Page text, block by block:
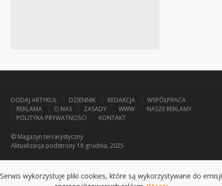
DODAJ ARTYKUŁ DZIENNIK REDAKCJA
WSPÓŁPRACA
REKLAMA
O NAS ZASADY WWW
NASZE REKLAMY
POLITYKA PRYWATNOŚCI
KONTAKT
© Magazyn terrarystyczny
Aktualizacja podstrony 18 grudnia, 2025
Serwis wykorzystuje pliki cookies, które są wykorzystywane do emisji